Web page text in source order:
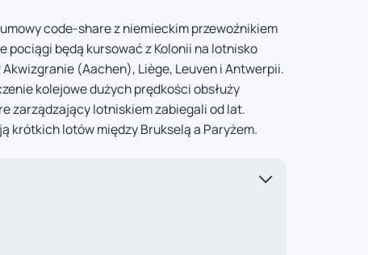
code-share z niemieckim przewoźnikiem
pociągi będą kursować z Kolonii na lotnisko
(Aachen), Liège, Leuven i Antwerpii.
kolejowe dużych prędkości obsłuży
zarządzający lotniskiem zabiegali od lat.
krótkich lotów między Brukselą a Paryżem.